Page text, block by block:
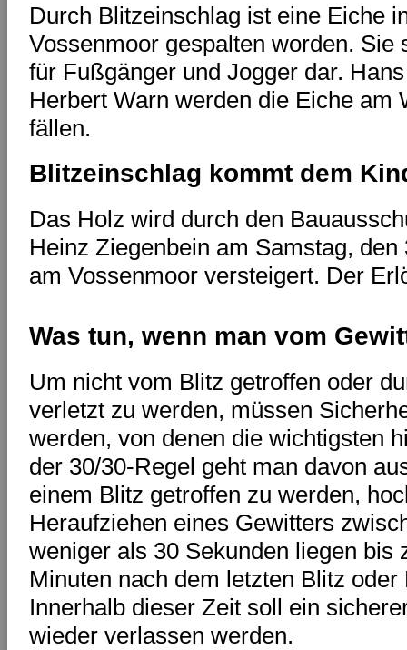
Durch Blitzeinschlag ist eine Eiche
Vossenmoor gespalten worden. Sie
für Fußgänger und Jogger dar.
Herbert Warn werden die Eiche am
fällen.
Blitzeinschlag kommt dem
Das Holz wird durch den
Heinz Ziegenbein am Samstag,
am Vossenmoor versteigert. Der
Was tun, wenn man vom
Um nicht vom Blitz getroffen oder
verletzt zu werden, müssen
werden, von denen die wichtigsten
der 30/30-Regel geht man davon
einem Blitz getroffen zu werden,
Heraufziehen eines Gewitters
weniger als 30 Sekunden liegen bis
Minuten nach dem letzten Blitz
Innerhalb dieser Zeit soll ein
wieder verlassen werden.